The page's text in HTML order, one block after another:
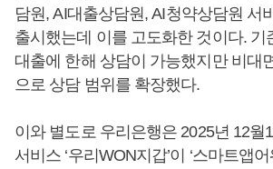
담원, AI대출상담원, AI청약상담원 서
출시했는데 이를 고도화한 것이다. 기
대출에 한해 상담이 가능했지만 비대
으로 상담 범위를 확장했다.
이와 별도로 우리은행은 2025년 12월
서비스 ‘우리WON지갑’이 ‘스마트앱